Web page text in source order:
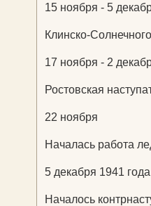
15 ноября - 5
Клинско-
17 ноября - 2
Ростовская
22 ноября
Началась работа
5 декабря 1941
Началось